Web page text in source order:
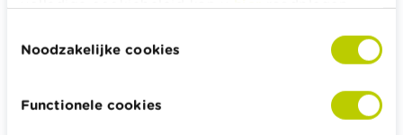
Noodzakelijke cookies
Functionele cookies
belegd in één of meer interne fondsen.
De waarde van een tak 23-levensverzekering
evolueert mee met de waarde van die fondsen en
dus risico’s verbonden.